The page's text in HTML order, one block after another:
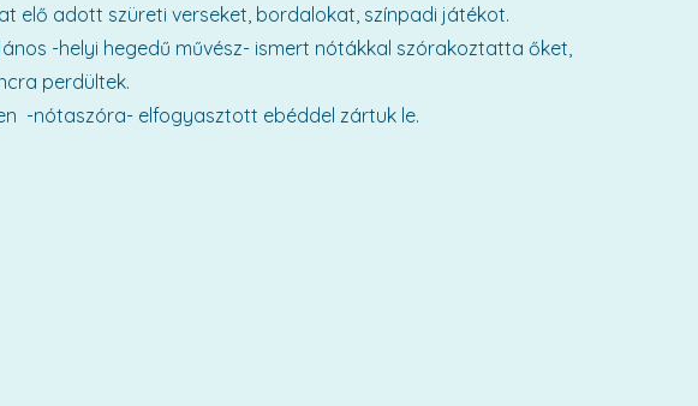
elő adott szüreti verseket, bordalokat, színpadi játékot.
-helyi hegedű művész- ismert nótákkal szórakoztatta őket,
perdültek.
-nótaszóra- elfogyasztott ebéddel zártuk le.